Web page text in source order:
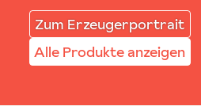
Zum Erzeugerportrait
Alle Produkte anzeigen